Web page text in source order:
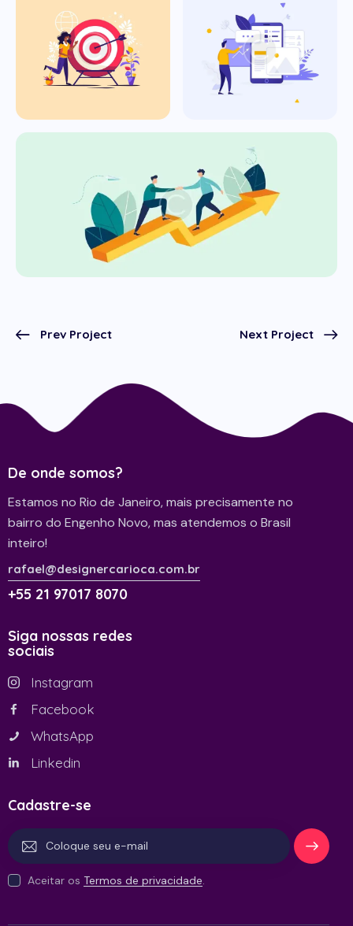
Prev Project Next Project
De onde somos?
Estamos no Rio de Janeiro, mais precisamente no
bairro do Engenho Novo, mas atendemos o Brasil
inteiro!
rafael@designercarioca.com.br
+55 21 97017 8070
Siga nossas redes
sociais
Instagram
Facebook
WhatsApp
Linkedin
Cadastre-se
Se
Aceitar os Termos de privacidade.